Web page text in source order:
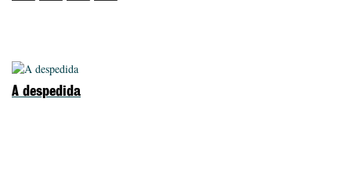
A despedida